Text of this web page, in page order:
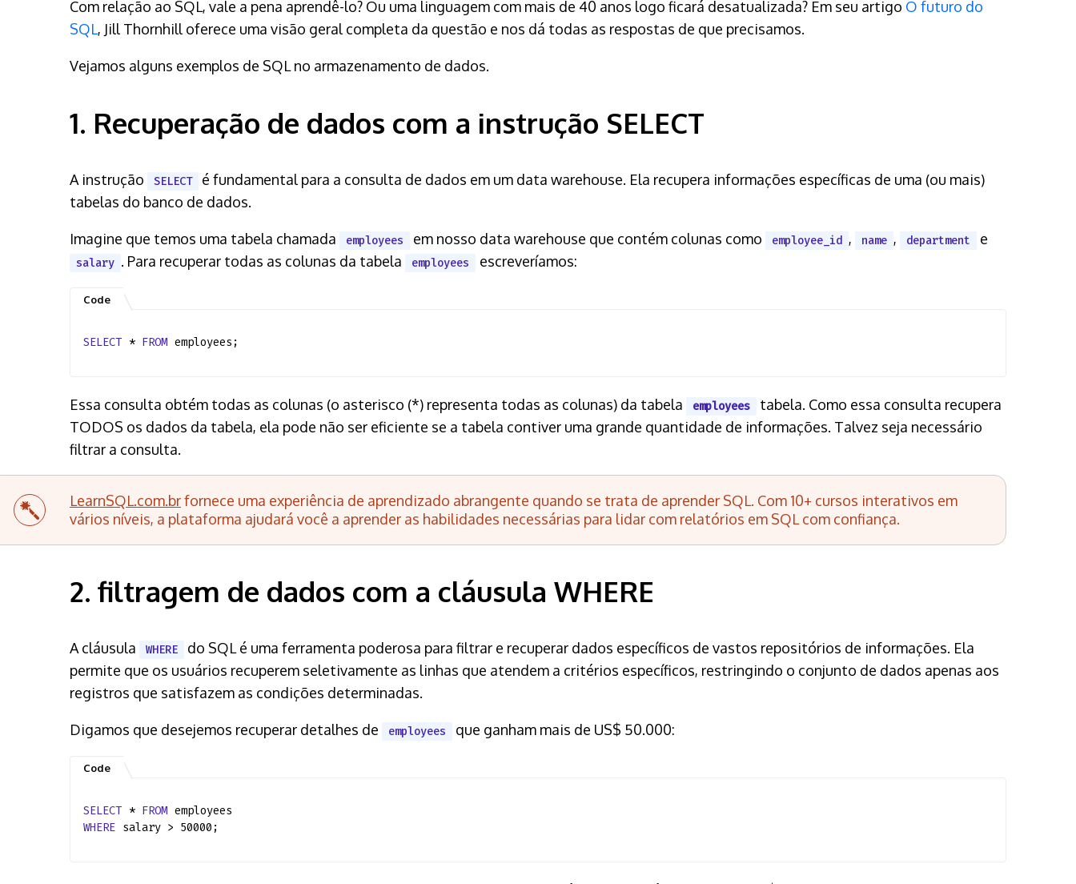
Com relação ao SQL, vale a pena aprendê-lo? Ou uma linguagem com mais de 40 anos logo ficará desatualizada? Em seu artigo O futuro do
SQL, Jill Thornhill oferece uma visão geral completa da questão e nos dá todas as respostas de que precisamos.
Vejamos alguns exemplos de SQL no armazenamento de dados.
1. Recuperação de dados com a instrução SELECT
A instrução SELECT
é fundamental para a consulta de dados em um data warehouse. Ela recupera informações específicas de uma (ou mais)
tabelas do banco de dados.
Imagine que temos uma tabela chamada employees em nosso data warehouse que contém colunas como employee_id , name , department e
salary . Para recuperar todas as colunas da tabela employees escreveríamos:
SELECT * FROM employees;
Essa consulta obtém todas as colunas (o asterisco (*) representa todas as colunas) da tabela employees
tabela. Como essa consulta recupera
TODOS os dados da tabela, ela pode não ser eficiente se a tabela contiver uma grande quantidade de informações. Talvez seja necessário
filtrar a consulta.
LearnSQL.com.brfornece uma experiência de aprendizado abrangente quando se trata de aprender SQL. Com 10+ cursos interativos em
vários níveis, a plataforma ajudará você a aprender as habilidades necessárias para lidar com relatórios em SQL com confiança.
2. filtragem de dados com a cláusula WHERE
A cláusula WHERE
do SQL é uma ferramenta poderosa para filtrar e recuperar dados específicos de vastos repositórios de informações. Ela
permite que os usuários recuperem seletivamente as linhas que atendem a critérios específicos, restringindo o conjunto de dados apenas aos
registros que satisfazem as condições determinadas.
Digamos que desejemos recuperar detalhes de employees que ganham mais de US$ 50.000:
SELECT * FROM employees
WHERE salary > 50000;